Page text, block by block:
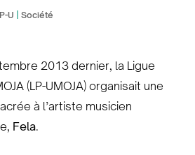
U Société
2013 dernier, la Ligue
(LP-UMOJA) organisait une
à l’artiste musicien
Fela.